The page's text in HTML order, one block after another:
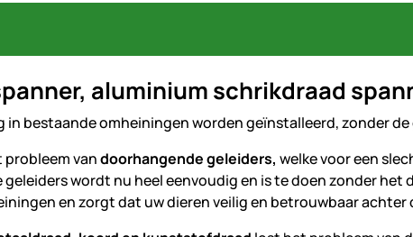
aluminium schrikdraad
in bestaande omheiningen worden geïnstalleerd, zonder
probleem vandoorhangende geleiders, welke voor een
wordt nu heel eenvoudig en is te doen zonder het
en zorgt dat uw dieren veilig en betrouwbaar achter